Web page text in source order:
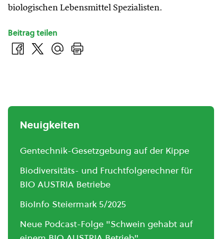
biologischen Lebensmittel Spezialisten.
Beitrag teilen
Neuigkeiten
Gentechnik-Gesetzgebung auf der Kippe
Biodiversitäts- und Fruchtfolgerechner für
BIO AUSTRIA Betriebe
BioInfo Steiermark 5/2025
Neue Podcast-Folge "Schwein gehabt auf